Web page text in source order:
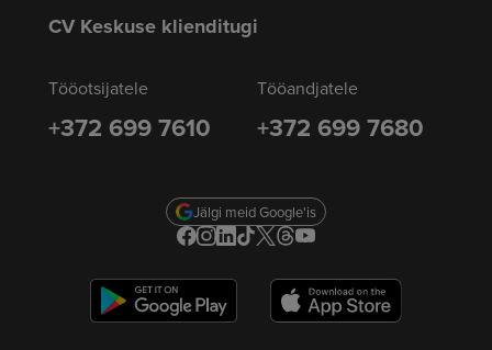
CV Keskuse klienditugi
Tööotsijatele
+372 699 7610
Tööandjatele
+372 699 7680
Jälgi meid Google'is